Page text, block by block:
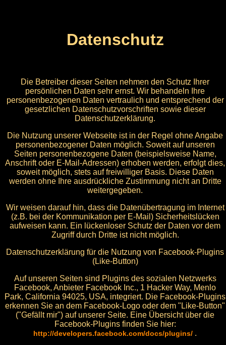
Datenschutz
Die Betreiber dieser Seiten nehmen den Schutz Ihrer
persönlichen Daten sehr ernst. Wir behandeln Ihre
personenbezogenen Daten vertraulich und entsprechend der
gesetzlichen Datenschutzvorschriften sowie dieser
Datenschutzerklärung.
Die Nutzung unserer Webseite ist in der Regel ohne Angabe
personenbezogener Daten möglich. Soweit auf unseren
Seiten personenbezogene Daten (beispielsweise Name,
Anschrift oder E-Mail-Adressen) erhoben werden, erfolgt dies,
soweit möglich, stets auf freiwilliger Basis. Diese Daten
werden ohne Ihre ausdrückliche Zustimmung nicht an Dritte
weitergegeben.
Wir weisen darauf hin, dass die Datenübertragung im Internet
(z.B. bei der Kommunikation per E-Mail) Sicherheitslücken
aufweisen kann. Ein lückenloser Schutz der Daten vor dem
Zugriff durch Dritte ist nicht möglich.
Datenschutzerklärung für die Nutzung von Facebook-Plugins
(Like-Button)
Auf unseren Seiten sind Plugins des sozialen Netzwerks
Facebook, Anbieter Facebook Inc., 1 Hacker Way, Menlo
Park, California 94025, USA, integriert. Die Facebook-Plugins
erkennen Sie an dem Facebook-Logo oder dem "Like-Button"
("Gefällt mir") auf unserer Seite. Eine Übersicht über die
Facebook-Plugins finden Sie hier:
http://developers.facebook.com/docs/plugins/ .